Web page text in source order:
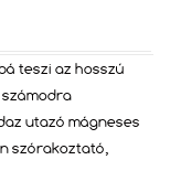
teszi az hosszú
utazó mágneses
szórakoztató,